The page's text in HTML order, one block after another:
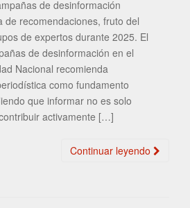
de desinformación
de recomendaciones, fruto del
de expertos durante 2025. El
de desinformación en el
Nacional recomienda
como fundamento
que informar no es solo
activamente […]
Continuar leyendo